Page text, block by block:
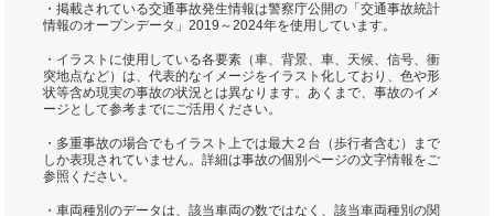
・掲載されている交通事故発生情報は警察庁公開の「交通事故統計
情報のオープンデータ」2019～2024年を使用しています。
・イラストに使用している各要素（車、背景、車、天候、信号、衝
突地点など）は、代表的なイメージをイラスト化しており、色や形
状等含め現実の事故の状況とは異なります。あくまで、事故のイメ
ージとして参考までにご活用ください。
・多重事故の場合でもイラスト上では最大２台（歩行者含む）まで
しか表現されていません。詳細は事故の個別ページの文字情報をご
参照ください。
・車両種別のデータは、該当車両の数ではなく、該当車両種別の関